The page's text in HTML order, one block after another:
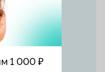
1 000 ₽
сейчас
90